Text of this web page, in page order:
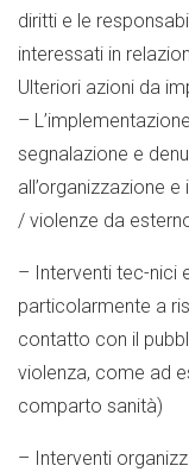
diritti e le
interessati in
Ulteriori azioni da
–
segnalazione e
all’organizzazione
/ violenze da
– Interventi tec-nici
particolarmente a
contatto con il
violenza, come ad
comparto sanità)
– Interventi